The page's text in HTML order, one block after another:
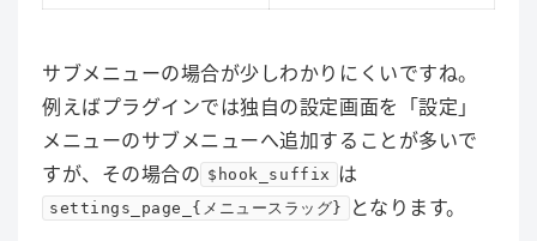
サブメニューの場合が少しわかりにくいですね。
例えばプラグインでは独自の設定画面を「設定」
メニューのサブメニューへ追加することが多いで
すが、その場合の $hook_suffix は
settings_page_{メニュースラッグ} となります。